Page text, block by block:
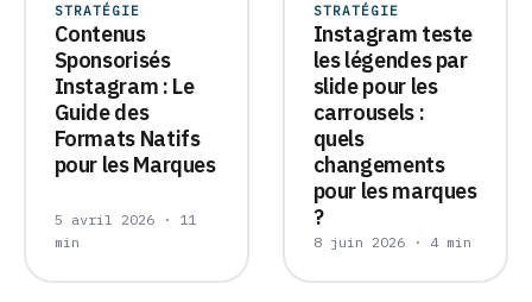
STRATÉGIE
Contenus
Sponsorisés
Instagram : Le
Guide des
Formats Natifs
pour les Marques
5 avril 2026 · 11
min
STRATÉGIE
Instagram teste
les légendes par
slide pour les
carrousels :
quels
changements
pour les marques
?
8 juin 2026 · 4 min